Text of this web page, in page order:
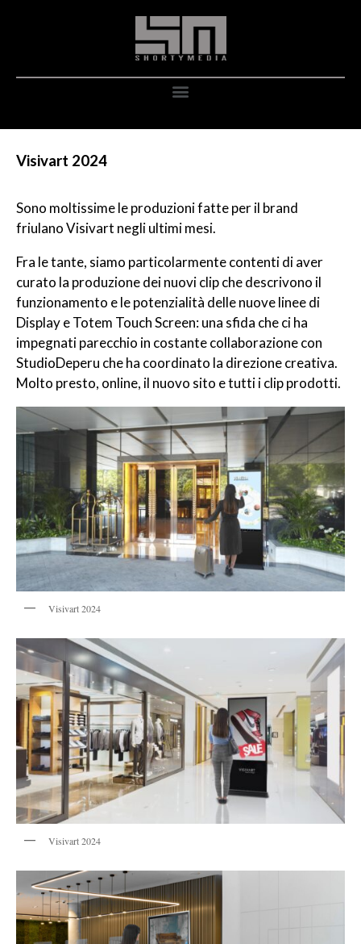
Visivart 2024
Sono moltissime le produzioni fatte per il brand
friulano Visivart negli ultimi mesi.
Fra le tante, siamo particolarmente contenti di aver
curato la produzione dei nuovi clip che descrivono il
funzionamento e le potenzialità delle nuove linee di
Display e Totem Touch Screen: una sfida che ci ha
impegnati parecchio in costante collaborazione con
StudioDeperu che ha coordinato la direzione creativa.
Molto presto, online, il nuovo sito e tutti i clip prodotti.
Visivart 2024
Visivart 2024